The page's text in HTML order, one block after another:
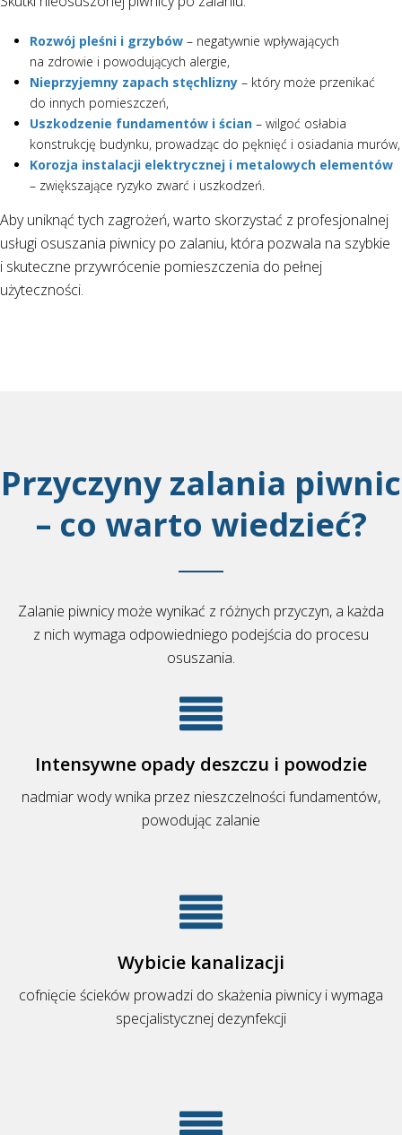
Rozwój pleśni i grzybów– negatywnie wpływających
na zdrowie i powodujących alergie,
Nieprzyjemny zapach stęchlizny– który może przenikać
do innych pomieszczeń,
Uszkodzenie fundamentów i ścian– wilgoć osłabia
konstrukcję budynku, prowadząc do pęknięć i osiadania murów,
Korozja instalacji elektrycznej i metalowych elementów
– zwiększające ryzyko zwarć i uszkodzeń.
Aby uniknąć tych zagrożeń, warto skorzystać z profesjonalnej
usługi osuszania piwnicy po zalaniu, która pozwala na szybkie
i skuteczne przywrócenie pomieszczenia do pełnej
użyteczności.
Przyczyny zalania piwnic
– co warto wiedzieć?
Zalanie piwnicy może wynikać z różnych przyczyn, a każda
z nich wymaga odpowiedniego podejścia do procesu
osuszania.
Intensywne opady deszczu i powodzie
nadmiar wody wnika przez nieszczelności fundamentów,
powodując zalanie
Wybicie kanalizacji
cofnięcie ścieków prowadzi do skażenia piwnicy i wymaga
specjalistycznej dezynfekcji